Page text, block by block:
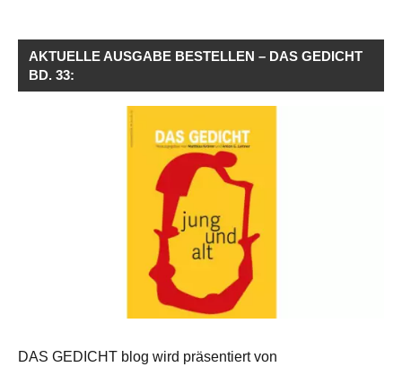
AKTUELLE AUSGABE BESTELLEN – DAS GEDICHT
BD. 33:
DAS GEDICHT blog wird präsentiert von